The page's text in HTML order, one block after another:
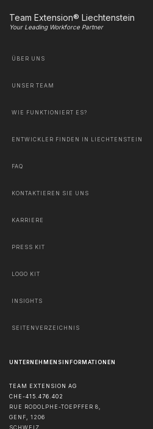
Team Extension® Liechtenstein
Your Leading Workforce Partner
ÜBER UNS
UNSER TEAM
WIE FUNKTIONIERT ES?
ENTWICKLER FINDEN IN LIECHTENSTEIN
FAQ
KONTAKTIEREN SIE UNS
KARRIERE
PRESS KIT
LOGO KIT
INSIGHTS
SEITENVERZEICHNIS
UNTERNEHMENSINFORMATIONEN
TEAM EXTENSION AG
CHE-415.476.402
RUE RODOLPHE-TOEPFFER 8,
GENF, 1206